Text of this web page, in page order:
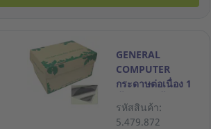
GENERAL
COMPUTER
กระดาษต่อเนื่อง 1
ชุด
รหัสสินค้า:
5.479.872